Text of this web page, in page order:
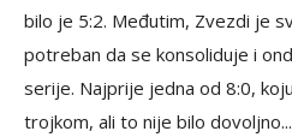
bilo je 5:2. Međutim, Zvezdi je
potreban da se konsoliduje i
serije. Najprije jedna od 8:0,
trojkom, ali to nije bilo